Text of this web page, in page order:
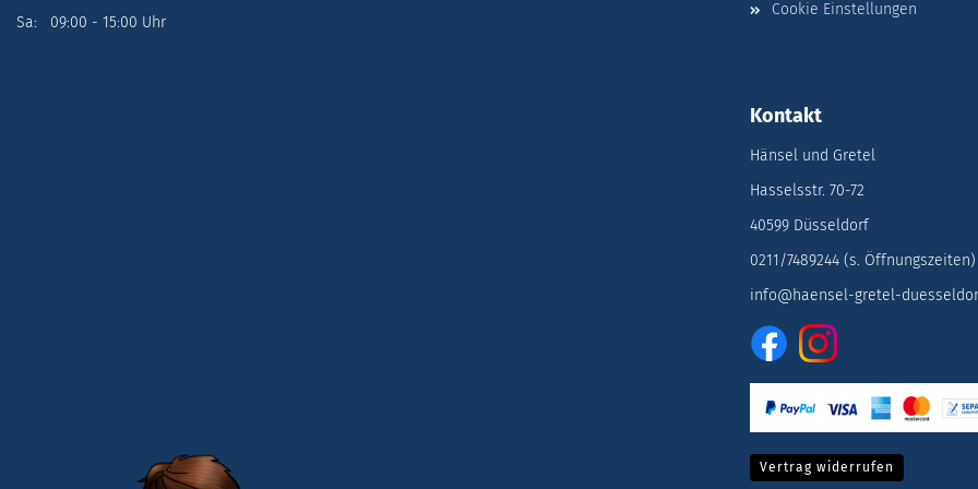
Sa: 09:00 - 15:00 Uhr
Cookie Einstellungen
Kontakt
Hänsel und Gretel
Hasselsstr. 70-72
40599 Düsseldorf
0211/7489244 (s. Öffnungszeiten)
info@haensel-gretel-
Vertrag widerrufen